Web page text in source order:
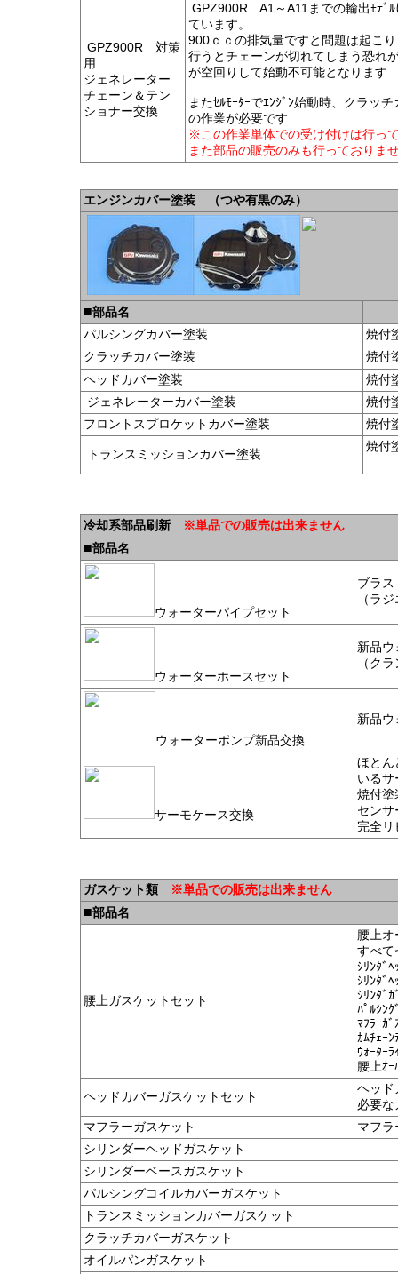
GPZ900R 対策
用
ジェネレーター
チェーン＆テン
ショナー交換
GPZ900R A1～A11までの輸出ﾓﾃﾞ
ています。
900ｃｃの排気量ですと問題は起こ
行うとチェーンが切れてしまう恐れ
が空回りして始動不可能となります
またｾﾙﾓｰﾀｰでｴﾝｼﾞﾝ始動時、クラッ
の作業が必要です
※この作業単体での受け付けは行っ
また部品の販売のみも行っておりま
エンジンカバー塗装 （つや有黒のみ）
■部品名
パルシングカバー塗装
焼付
クラッチカバー塗装
焼付
ヘッドカバー塗装
焼付
ジェネレーターカバー塗装
焼付
フロントスプロケットカバー塗装
焼付
トランスミッションカバー塗装
焼付
冷却系部品刷新 ※単品での販売は出来ません
■部品名
ウォーターパイプセット
ブラ
（ラ
ウォーターホースセット
新品
（ク
ウォーターポンプ新品交換
新品
サーモケース交換
ほとん
いる
焼付塗
セン
完全リ
ガスケット類 ※単品での販売は出来ません
■部品名
腰上ガスケットセット
腰上
すべて
ｼﾘﾝﾀﾞﾍ
ｼﾘﾝﾀﾞﾍ
ｼﾘﾝﾀﾞｶ
ﾊﾟﾙｼﾝｸ
ﾏﾌﾗｰｶﾞ
ｶﾑﾁｪｰﾝ
ｳｫｰﾀｰ
腰上ｵ
ヘッドカバーガスケットセット
ヘッド
必要な
マフラーガスケット
マフ
シリンダーヘッドガスケット
シリンダーベースガスケット
パルシングコイルカバーガスケット
トランスミッションカバーガスケット
クラッチカバーガスケット
オイルパンガスケット